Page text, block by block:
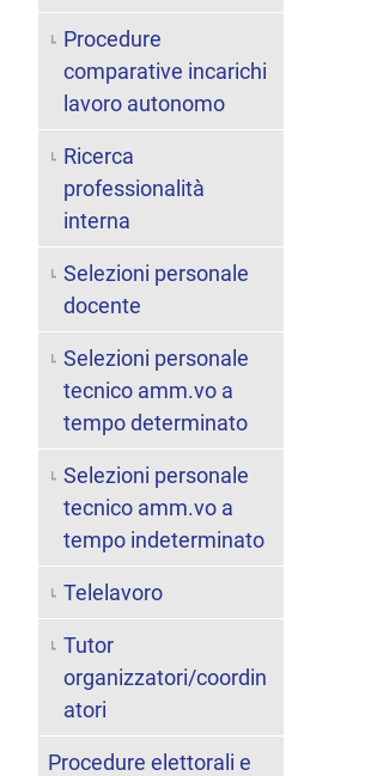
Procedure
comparative incarichi
lavoro autonomo
Ricerca
professionalità
interna
Selezioni personale
docente
Selezioni personale
tecnico amm.vo a
tempo determinato
Selezioni personale
tecnico amm.vo a
tempo indeterminato
Telelavoro
Tutor
organizzatori/coordin
atori
Procedure elettorali e